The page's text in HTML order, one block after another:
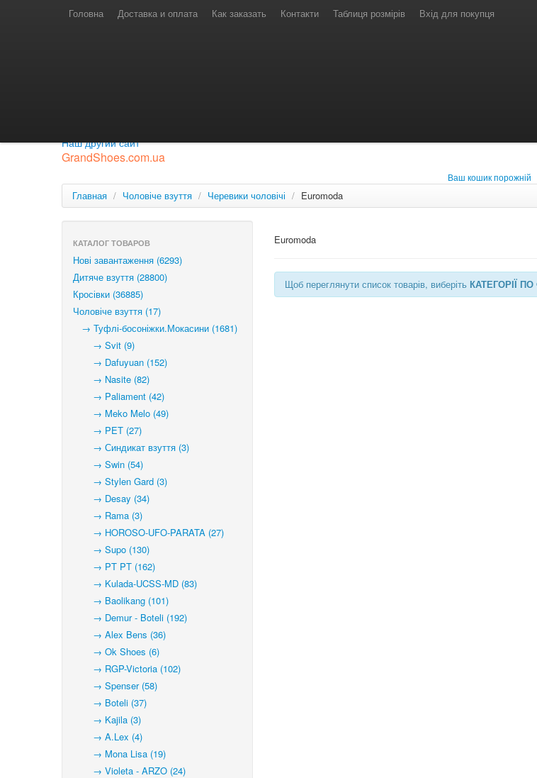
Головна Доставка и оплата Как заказать Контакти Таблиця розмірів Вхід для покупця
Лайф: (063) 527-76-88 МТС: (050) 967-41-33
Наш другий сайт
GrandShoes.com.ua
Ваш кошик порожній
Главная / Чоловіче взуття / Черевики чоловічі / Euromoda
КАТАЛОГ ТОВАРОВ
Нові завантаження (6293)
Дитяче взуття (28800)
Кросівки (36885)
Чоловіче взуття (17)
→ Туфлі-босоніжки.Мокасини (1681)
→ Svit (9)
→ Dafuyuan (152)
→ Nasite (82)
→ Paliament (42)
→ Meko Melo (49)
→ PET (27)
→ Синдикат взуття (3)
→ Swin (54)
→ Stylen Gard (3)
→ Desay (34)
→ Rama (3)
→ HOROSO-UFO-PARATA (27)
→ Supo (130)
→ PT PT (162)
→ Kulada-UCSS-MD (83)
→ Baolikang (101)
→ Demur - Boteli (192)
→ Alex Bens (36)
→ Ok Shoes (6)
→ RGP-Victoria (102)
→ Spenser (58)
→ Boteli (37)
→ Kajila (3)
→ A.Lex (4)
→ Mona Lisa (19)
→ Violeta - ARZO (24)
Euromoda
Щоб переглянути список товарів, виберіть КАТЕГОРІЇ